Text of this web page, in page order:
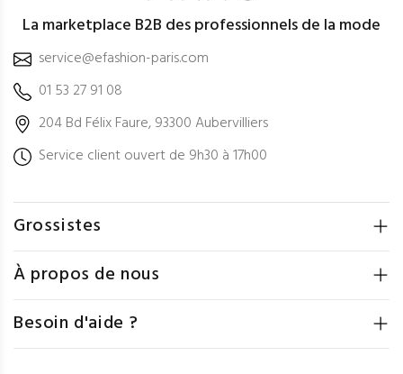
La marketplace B2B des professionnels de la mode
service@efashion-paris.com
01 53 27 91 08
204 Bd Félix Faure, 93300 Aubervilliers
Service client ouvert de 9h30 à 17h00
Grossistes
À propos de nous
Besoin d'aide ?